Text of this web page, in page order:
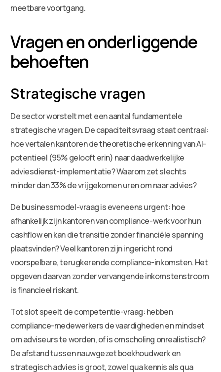
meetbare voortgang.
Vragen en onderliggende
behoeften
Strategische vragen
De sector worstelt met een aantal fundamentele
strategische vragen. De capaciteitsvraag staat centraal:
hoe vertalen kantoren de theoretische erkenning van AI-
potentieel (95% gelooft erin) naar daadwerkelijke
adviesdienst-implementatie? Waarom zet slechts
minder dan 33% de vrijgekomen uren om naar advies?
De businessmodel-vraag is eveneens urgent: hoe
afhankelijk zijn kantoren van compliance-werk voor hun
cashflow en kan die transitie zonder financiële spanning
plaatsvinden? Veel kantoren zijn ingericht rond
voorspelbare, terugkerende compliance-inkomsten. Het
opgeven daarvan zonder vervangende inkomstenstroom
is financieel riskant.
Tot slot speelt de competentie-vraag: hebben
compliance-medewerkers de vaardigheden en mindset
om adviseurs te worden, of is omscholing onrealistisch?
De afstand tussen nauwgezet boekhoudwerk en
strategisch advies is groot, zowel qua kennis als qua